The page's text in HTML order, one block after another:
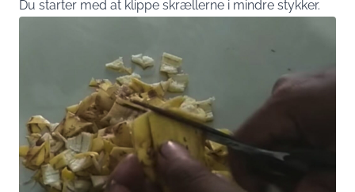
Du starter med at klippe skrællerne i mindre stykker.